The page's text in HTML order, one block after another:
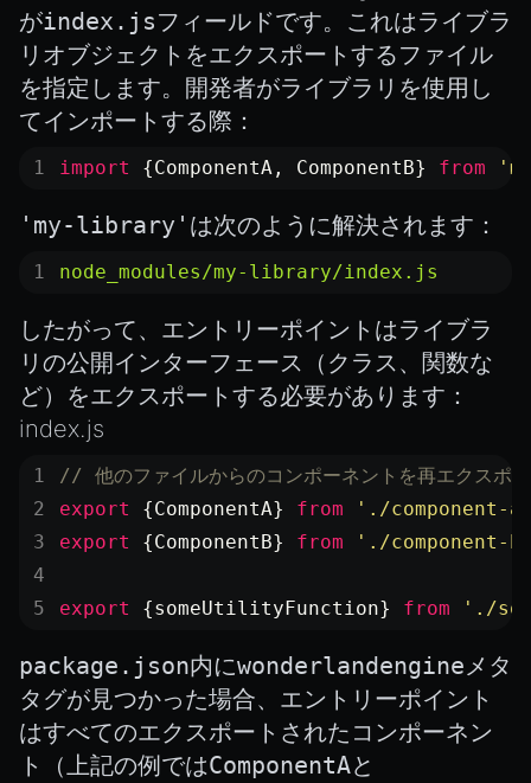
がindex.jsフィールドです。これはライブラ
リオブジェクトをエクスポートするファイル
を指定します。開発者がライブラリを使用し
てインポートする際：
import {ComponentA, ComponentB} from
'my-library' は次のように解決されます：
node_modules/my-library/index.js
したがって、エントリーポイントはライブラ
リの公開インターフェース（クラス、関数な
ど）をエクスポート する必要があります：
index.js
// 他のファイルからのコンポーネントを再エクスポ
export
{ComponentA} from './component-
export
{ComponentB} from './component-
export {someUtilityFunction} from './
package.json内にwonderlandengineメタ
タグが見つかった場合、エントリーポイント
はすべてのエクスポートされたコンポーネン
ト（上記の例ではComponentAと